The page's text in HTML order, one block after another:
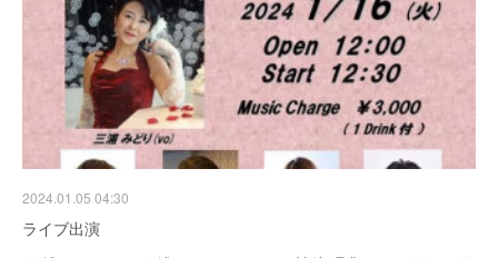
2024.01.05 04:30
ライブ出演